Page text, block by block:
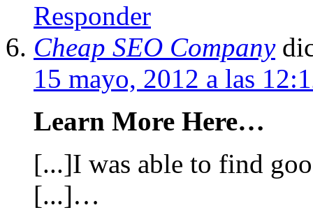
Responder
Cheap SEO Company
15 mayo, 2012 a las
Learn More Here…
[...]I was able to find
[...]…